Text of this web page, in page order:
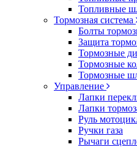
Топливные
Тормозная система
Болты
Защита
Тормозные
Тормозные
Тормозные
Управление
Лапки
Лапки
Руль
Ручки газа
Рычаги